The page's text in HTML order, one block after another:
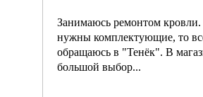
Занимаюсь ремонтом кровли.
нужны комплектующие, то
обращаюсь в "Тенёк". В
большой выбор...